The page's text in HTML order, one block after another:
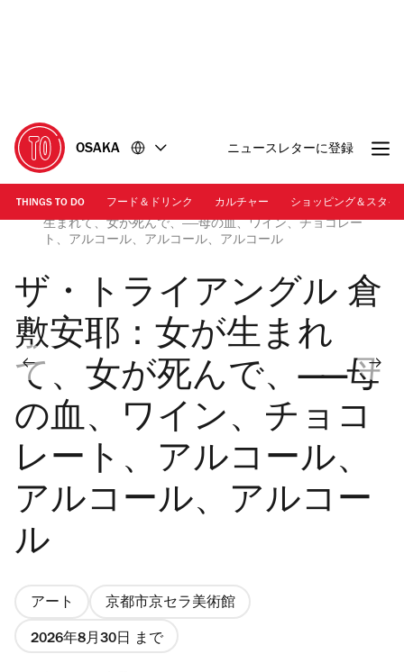
に
移
動
移
動
OSAKA ニュースレターに登録
THINGS TO DO フード＆ドリンク カルチャー ショッピング＆スタイ
メインビジュアル | ザ・トライアングル 倉敷安耶：女が
生まれて、女が死んで、——母の血、ワイン、チョコレー
ト、アルコール、アルコール、アルコール
/2
ザ・トライアングル 倉
敷安耶：女が生まれ
て、女が死んで、——母
の血、ワイン、チョコ
レート、アルコール、
アルコール、アルコー
ル
アート 京都市京セラ美術館
2026年8月30日 まで